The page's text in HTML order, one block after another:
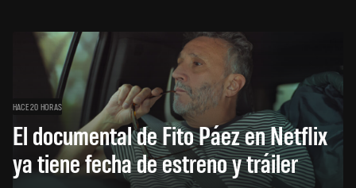
HACE 20 HORAS
El documental de Fito Páez en Netflix
ya tiene fecha de estreno y tráiler